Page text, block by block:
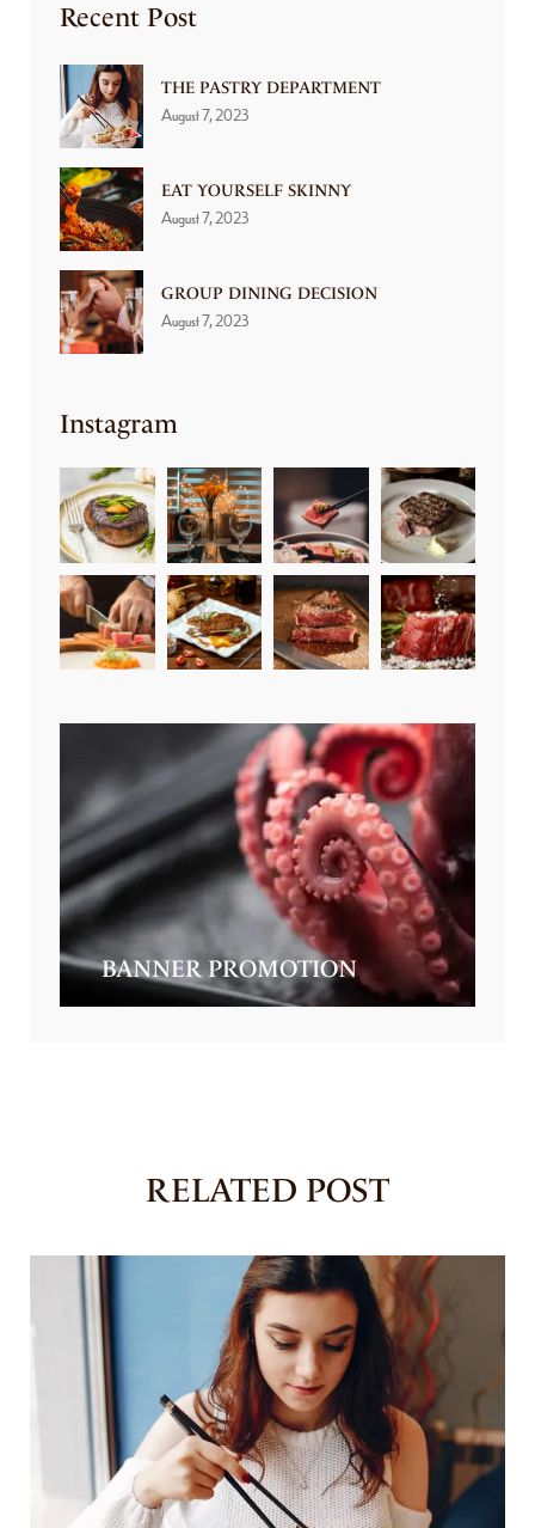
Recent Post
THE PASTRY DEPARTMENT
August 7, 2023
EAT YOURSELF SKINNY
August 7, 2023
GROUP DINING DECISION
August 7, 2023
Instagram
BANNER PROMOTION
RELATED POST